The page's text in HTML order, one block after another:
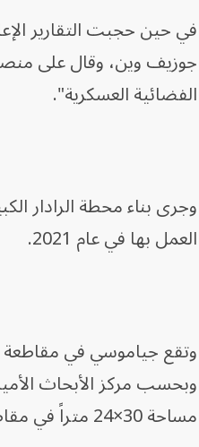
في حين حجبت التقارير
جوزيف وين، وقال على
الفضائية العسكرية".
العمل بها في عام 2021.
وتقع جياموسي في مقاطعة
مساحة 30×24 متراً في مقاطعة هوانان في جياموسي.